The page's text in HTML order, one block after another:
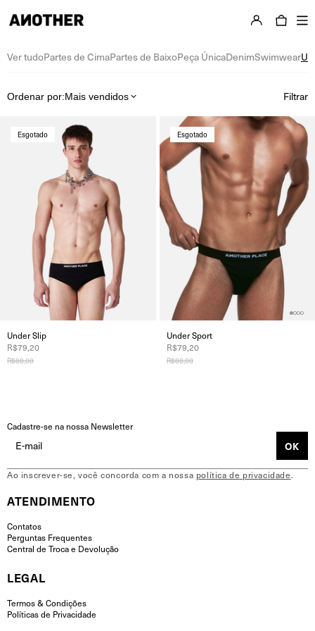
Underwear
Ver tudoPartes de CimaPartes de BaixoPeça ÚnicaDenimSwimwear
Ordenar por:Mais vendidos Filtrar
Esgotado
Under Slip
R$79,20
R$88,00
Esgotado
Under Sport
R$79,20
R$88,00
Cadastre-se na nossa Newsletter
Ao inscrever-se, você concorda com a nossa política de privacidade.
ATENDIMENTO
Contatos
Perguntas Frequentes
Central de Troca e Devolução
LEGAL
Termos & Condições
Políticas de Privacidade